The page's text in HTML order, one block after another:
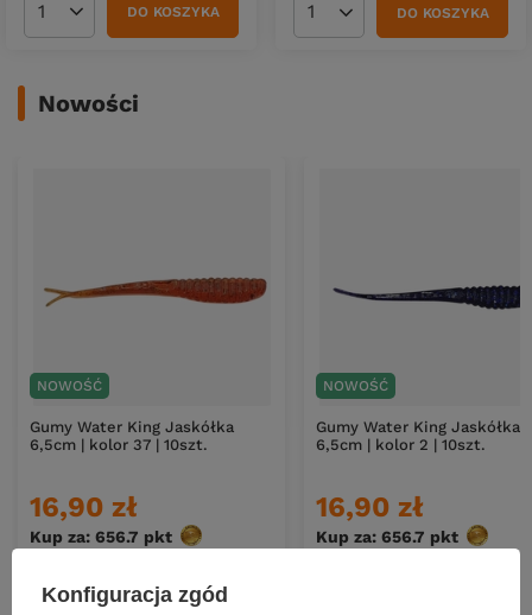
Ilość produktówDO KOSZYKA Ilość produktówDO KOSZYKA
Nowości
NOWOŚĆ
Gumy Water King Jaskółka
6,5cm | kolor 37 | 10szt.
16,90 zł
Kup za: 656.7 pkt punktów
Ilość produktówDO KOSZYKA
NOWOŚĆ
Gumy Water King Jaskółka
6,5cm | kolor 2 | 10szt.
16,90 zł
Kup za: 656.7 pkt
Konfiguracja zgód